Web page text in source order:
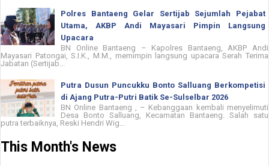
Polres Bantaeng Gelar Sertijab Sejumlah Pejabat
Utama, AKBP Andi Mayasari Pimpin Langsung
Upacara
BN Online Bantaeng – Kapolres Bantaeng, AKBP Andi
Mayasari Patongai, S.I.K., M.M., memimpin langsung upacara Serah Terima
Jabatan (Sertijab...
Putra Dusun Puncukku Bonto Salluang Berkompetisi
di Ajang Putra-Putri Batik Se-Sulselbar 2026
BN Online Bantaeng , – Kebanggaan kembali menyelimuti
Desa Bonto Salluang, Kecamatan Bantaeng. Salah satu
putra terbaiknya, Reski Hendri Wig...
This Month's News